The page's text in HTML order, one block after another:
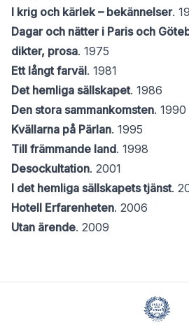
I krig och kärlek – bekännelser.
Dagar och nätter i Paris och
dikter, prosa. 1975
Ett långt farväl. 1981
Det hemliga sällskapet. 1986
Den stora sammankomsten. 1990
Kvällarna på Pärlan. 1995
Till främmande land. 1998
Desockultation. 2001
I det hemliga sällskapets tjänst.
Hotell Erfarenheten. 2006
Utan ärende. 2009